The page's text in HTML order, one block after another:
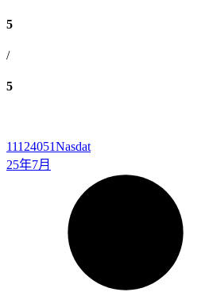
5
/
5
11124051Nasdat
25年7月